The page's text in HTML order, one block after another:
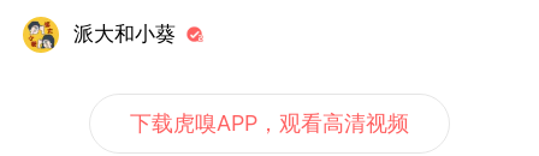
派大和小葵
下载虎嗅APP，观看高清视频